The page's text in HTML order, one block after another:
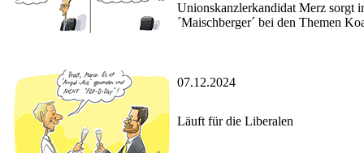
Unionskanzlerkandidat Merz sorgt
´Maischberger´ bei den Themen
07.12.2024
Läuft für die Liberalen